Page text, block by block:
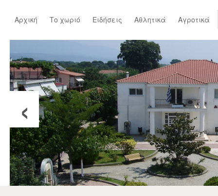
Αρχική Το χωριό Ειδήσεις Αθλητικά Αγροτικά
‹